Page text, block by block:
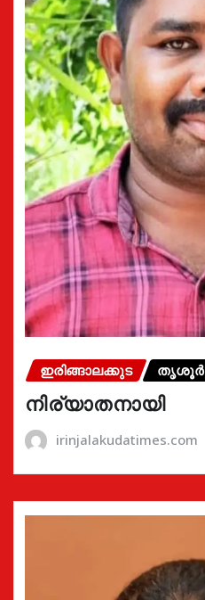
ഇരിങ്ങാലക്കുട തൃശൂർ
നിര്യാതനായി
irinjalakudatimes.com